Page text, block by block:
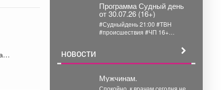
в
финансовую поддержку...
Программа Судный день
от 30.07.26 (16+)
#Судныйдень 21:00 #ТВН
#происшествия #ЧП 16+
НОВОСТИ
Мужчинам.